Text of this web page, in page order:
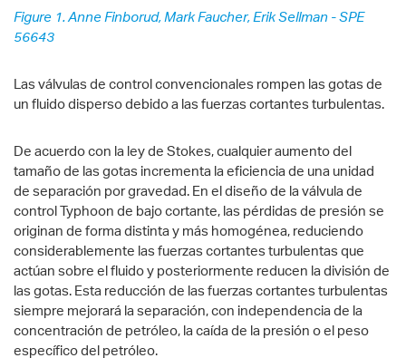
Figure 1. Anne Finborud, Mark Faucher, Erik Sellman - SPE
56643
Las válvulas de control convencionales rompen las gotas de
un fluido disperso debido a las fuerzas cortantes turbulentas.
De acuerdo con la ley de Stokes, cualquier aumento del
tamaño de las gotas incrementa la eficiencia de una unidad
de separación por gravedad. En el diseño de la válvula de
control Typhoon de bajo cortante, las pérdidas de presión se
originan de forma distinta y más homogénea, reduciendo
considerablemente las fuerzas cortantes turbulentas que
actúan sobre el fluido y posteriormente reducen la división de
las gotas. Esta reducción de las fuerzas cortantes turbulentas
siempre mejorará la separación, con independencia de la
concentración de petróleo, la caída de la presión o el peso
específico del petróleo.